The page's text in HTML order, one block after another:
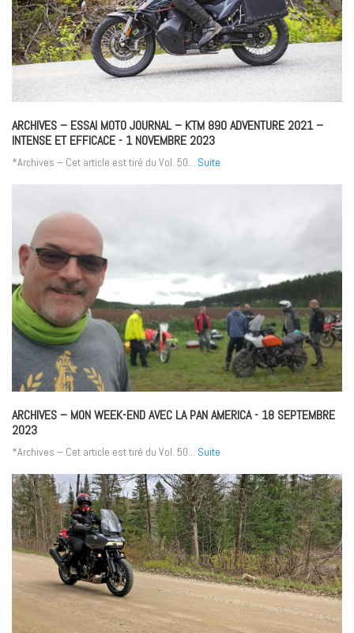
ARCHIVES – ESSAI MOTO JOURNAL – KTM 890 ADVENTURE 2021 –
INTENSE ET EFFICACE- 1 NOVEMBRE 2023
*Archives – Cet article est tiré du Vol. 50... Suite
ARCHIVES – MON WEEK-END AVEC LA PAN AMERICA- 18 SEPTEMBRE
2023
*Archives – Cet article est tiré du Vol. 50... Suite